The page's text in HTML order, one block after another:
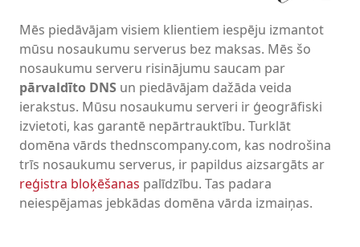
Mēs piedāvājam visiem klientiem iespēju izmantot
mūsu nosaukumu serverus bez maksas. Mēs šo
nosaukumu serveru risinājumu saucam par
pārvaldīto DNS un piedāvājam dažāda veida
ierakstus. Mūsu nosaukumu serveri ir ģeogrāfiski
izvietoti, kas garantē nepārtrauktību. Turklāt
domēna vārds thednscompany.com, kas nodrošina
trīs nosaukumu serverus, ir papildus aizsargāts ar
reģistra bloķēšanas palīdzību. Tas padara
neiespējamas jebkādas domēna vārda izmaiņas.